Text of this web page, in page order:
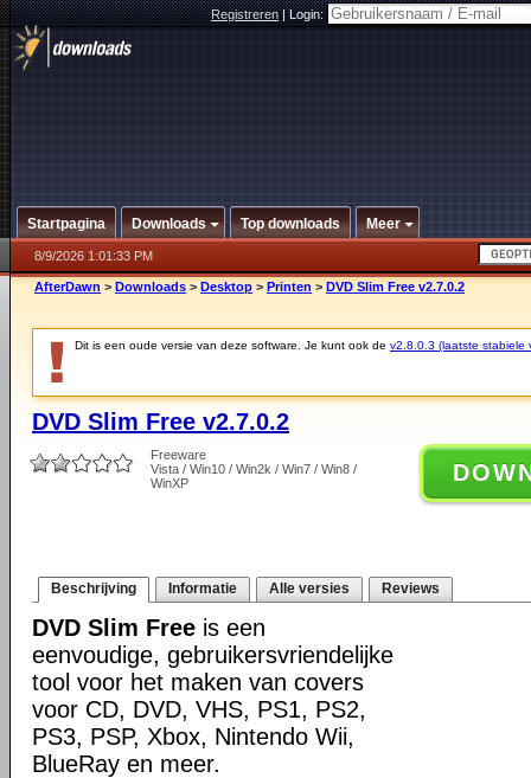
Registreren|Login:
Startpagina Downloads Top downloads Meer
8/9/2026 1:01:33 PM
AfterDawn > Downloads > Desktop > Printen > DVD Slim Free v2.7.0.2
Dit is een oude versie van deze software. Je kunt ook de v2.8.0.3 (laatste stabiele
DVD Slim Free v2.7.0.2
Freeware
Vista / Win10 / Win2k / Win7 / Win8 /
WinXP
Beschrijving Informatie Alle versies Reviews
DVD Slim Free is een
eenvoudige, gebruikersvriendelijke
tool voor het maken van covers
voor CD, DVD, VHS, PS1, PS2,
PS3, PSP, Xbox, Nintendo Wii,
BlueRay en meer.